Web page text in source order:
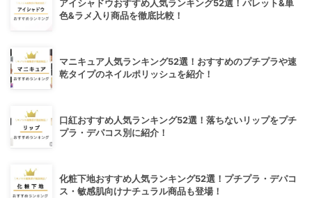
アイシャドウおすすめ人気ランキング52選！パレット&単
色&ラメ入り商品を徹底比較！
マニキュア人気ランキング52選！おすすめのプチプラや速
乾タイプのネイルポリッシュを紹介！
口紅おすすめ人気ランキング52選！落ちないリップをプチ
プラ・デパコス別に紹介！
化粧下地おすすめ人気ランキング52選！プチプラ・デパコ
ス・敏感肌向けナチュラル商品も登場！